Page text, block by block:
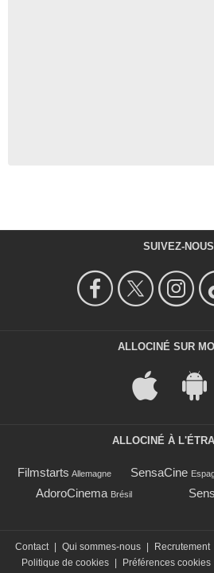
SUIVEZ-NOUS
ALLOCINÉ SUR
ALLOCINÉ À
Filmstarts Allemagne SensaCine
AdoroCinema Brésil
Contact Qui sommes-nous Recrutement
Politique de cookies
Préférences cookies